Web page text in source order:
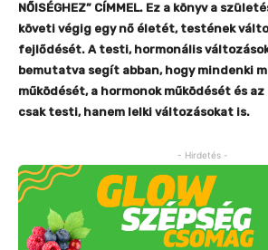
NŐISÉGHEZ” CÍMMEL. Ez a könyv a
követi végig egy nő életét, testének
fejlődését. A testi, hormonális
bemutatva segít abban, hogy mindenki
működését, a hormonok működését és
csak testi, hanem lelki változásokat is.
- Hirdetés -